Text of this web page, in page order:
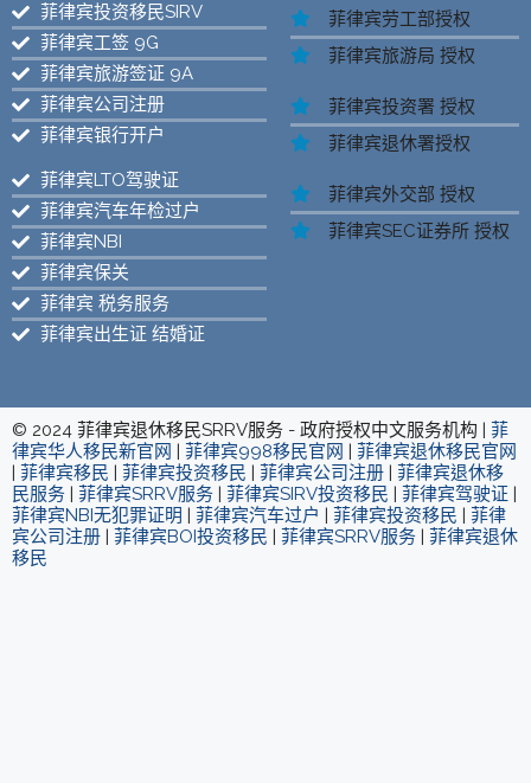
菲律宾投资移民SIRV
菲律宾工签 9G
菲律宾旅游签证 9A
菲律宾公司注册
菲律宾银行开户
菲律宾LTO驾驶证
菲律宾汽车年检过户
菲律宾NBI
菲律宾保关
菲律宾 税务服务
菲律宾出生证 结婚证
菲律宾劳工部授权
菲律宾旅游局 授权
菲律宾投资署 授权
菲律宾退休署授权
菲律宾外交部 授权
菲律宾SEC证券所 授权
© 2024 菲律宾退休移民SRRV服务 - 政府授权中文服务机构 | 菲
律宾华人移民新官网 | 菲律宾998移民官网 | 菲律宾退休移民官网
| 菲律宾移民 | 菲律宾投资移民 | 菲律宾公司注册 | 菲律宾退休移
民服务 | 菲律宾SRRV服务 | 菲律宾SIRV投资移民 | 菲律宾驾驶证 |
菲律宾NBI无犯罪证明 | 菲律宾汽车过户 | 菲律宾投资移民 | 菲律
宾公司注册 | 菲律宾BOI投资移民 | 菲律宾SRRV服务 | 菲律宾退休
移民